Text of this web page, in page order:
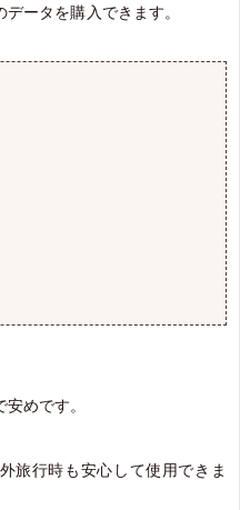
ータを購入できます。
めです。
旅行時も安心して使用できま